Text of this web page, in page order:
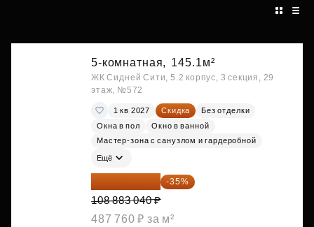
5-комнатная, 145.1м²
ЖК Сидней Сити, 5.2 корпус, 3 секция, 29
этаж, №572
1 кв 2027 Скидка
Без отделки
Окна в пол
Окно в ванной
Мастер-зона с санузлом и гардеробной
Ещё
70 773 976 ₽ -35%
108 883 040 ₽
487 760 ₽ за м²